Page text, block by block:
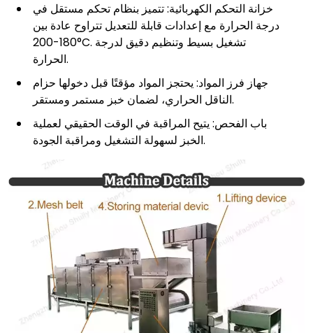
خزانة التحكم الكهربائية: تتميز بنظام تحكم مستقل في
درجة الحرارة مع إعدادات قابلة للتعديل تتراوح عادة بين
180-200°C. تشغيل بسيط وتنظيم دقيق لدرجة
الحرارة.
جهاز فرز المواد: يحتجز المواد مؤقتًا قبل دخولها حزام
الناقل الحراري، لضمان خبز مستمر ومستقر.
باب الفحص: يتيح المراقبة في الوقت الحقيقي لعملية
الخبز لسهولة التشغيل ومراقبة الجودة.